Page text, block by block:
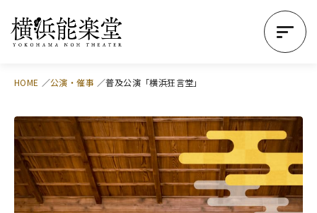
HOME 公演・催事 普及公演「横浜狂言堂」